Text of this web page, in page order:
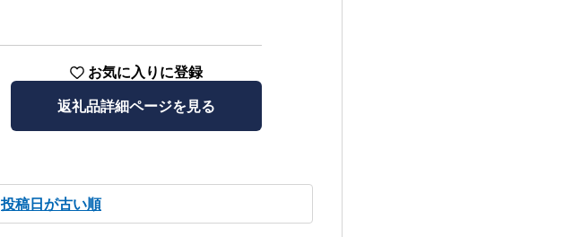
お気に入りに登録
返礼品詳細ページを見る
投稿日が古い順